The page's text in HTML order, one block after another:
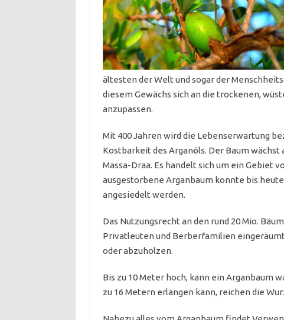
ältesten der Welt und sogar der
diesem Gewächs sich an die trockenen,
anzupassen.
Mit 400 Jahren wird die Lebenserwartung
Kostbarkeit des Arganöls. Der Baum wächst
Massa-Draa. Es handelt sich um ein Gebiet
ausgestorbene Arganbaum konnte bis
angesiedelt werden.
Das Nutzungsrecht an den rund 20 Mio.
Privatleuten und Berberfamilien
oder abzuholzen.
Bis zu 10 Meter hoch, kann ein Arganbaum
zu 16 Metern erlangen kann, reichen die